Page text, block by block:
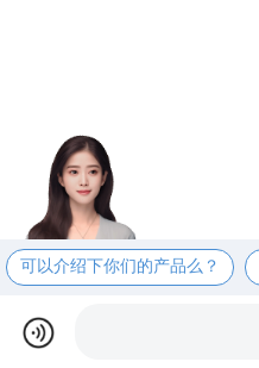
可以介绍下你们的产品么？